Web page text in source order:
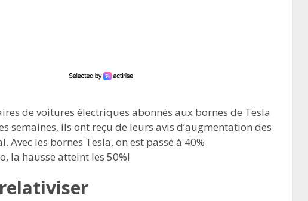
de voitures électriques abonnés aux bornes de Tesla
semaines, ils ont reçu de leurs avis d’augmentation des
les bornes Tesla, on est passé à 40%
la hausse atteint les 50%!